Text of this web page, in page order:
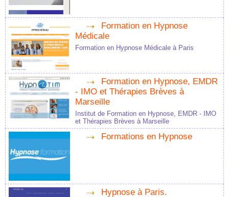
Formation en Hypnose
Médicale
Formation en Hypnose Médicale à Paris
Formation en Hypnose, EMDR
- IMO et Thérapies Brèves à
Marseille
Institut de Formation en Hypnose, EMDR - IMO
et Thérapies Brèves à Marseille
Formations en Hypnose
Hypnose à Paris.